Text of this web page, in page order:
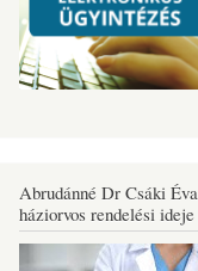
Abrudánné Dr Csáki Éva
háziorvos rendelési ideje